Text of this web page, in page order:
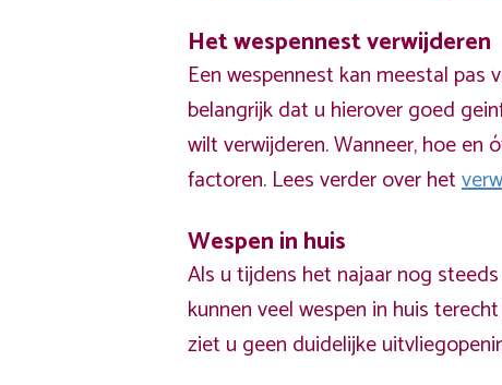
Het wespennest verwijderen
Een wespennest kan meestal
belangrijk dat u hierover goed
wilt verwijderen. Wanneer, hoe en
factoren. Lees verder over het
Wespen in huis
Als u tijdens het najaar nog
kunnen veel wespen in huis
ziet u geen duidelijke